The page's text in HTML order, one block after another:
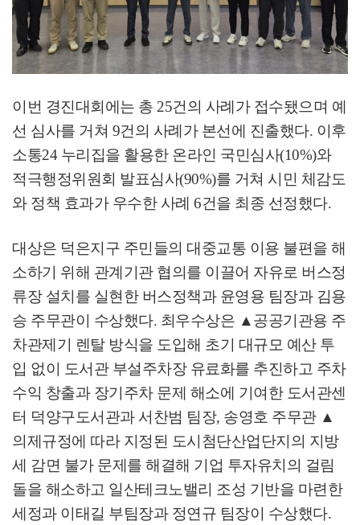
이번 경진대회에는 총 25건의 사례가 접수됐으며 예
선 심사를 거쳐 9건의 사례가 본선에 진출했다. 이후
소통24 누리집을 활용한 온라인 국민심사(10%)와
적극행정위원회 발표심사(90%)를 거쳐 시민 체감도
와 정책 효과가 우수한 사례 6건을 최종 선정했다.
대상은 덕은지구 주민들의 대중교통 이용 불편을 해
소하기 위해 관계기관 협의를 이끌어 자유로 버스정
류장 설치를 실현한 버스정책과 윤영용 팀장과 김용
승 주무관이 수상했다. 최우수상은 ▲공공기관용 주
차관제기 렌탈 방식을 도입해 초기 대규모 예산 투
입 없이 도서관 부설주차장 유료화를 추진하고 주차
수익 창출과 장기주차 문제 해소에 기여한 도서관센
터 덕양구도서관과 서찬범 팀장, 송영호 주무관 ▲
의제규정에 따라 지정된 도시첨단산업단지의 지방
세 감면 불가 문제를 해결해 기업 투자유치의 걸림
돌을 해소하고 일산테크노밸리 조성 기반을 마련한
세정과 이태길 부팀장과 정연규 팀장이 수상했다.